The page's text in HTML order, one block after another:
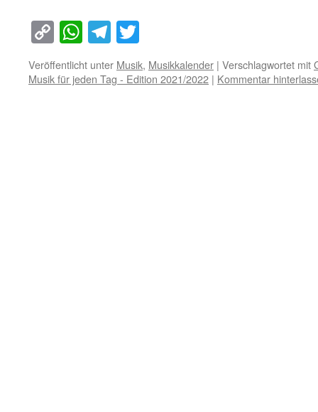
Copy
Link
WhatsApp
Telegram
Veröffentlicht unter Musik, Musikkalender | Verschlagwortet mit
Musik für jeden Tag - Edition 2021/2022 | Kommentar